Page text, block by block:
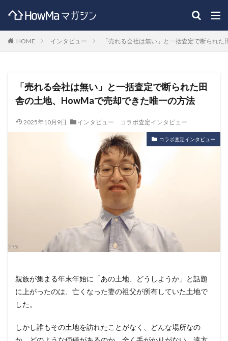
HOME インタビュー 「売れる会社は無い」と一括査定で断られ
「売れる会社は無い」と一括査定で断られた田
舎の土地、HowMaで売却できた唯一の方法
2025年10月9日 インタビュー コラボ査定インタビュー
コラボ査定インタビュー
親族が集まる年末年始に「あの土地、どうしようか」と話題
に上がったのは、亡くなった妻の祖父が所有していた土地で
した。
しかし誰もその土地を訪れたことがなく、どんな場所なの